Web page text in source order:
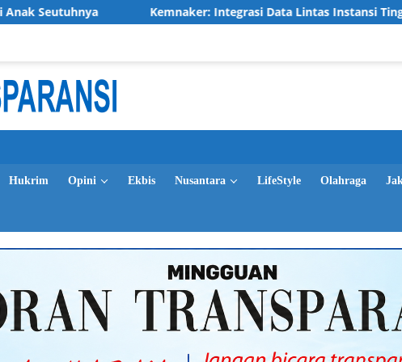
Kemnaker: Integrasi Data Lintas Instansi Tingkatkan Kualitas
Hukrim Opini Ekbis Nusantara LifeStyle Olahraga